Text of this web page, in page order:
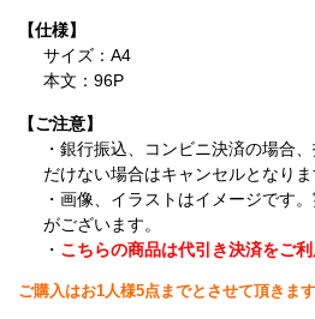
【仕様】
サイズ：A4
本文：96P
【ご注意】
・銀行振込、コンビニ決済の場合
だけない場合はキャンセルとなりま
・画像、イラストはイメージです
がございます。
・ こちらの商品は代引き決済をご利
ご購入はお1人様5点までとさせて頂きます